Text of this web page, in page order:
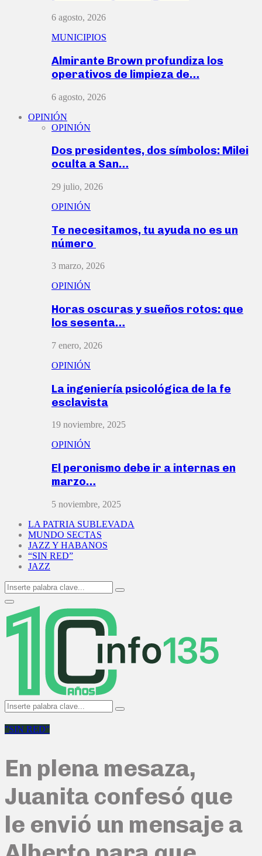
6 agosto, 2026
MUNICIPIOS
Almirante Brown profundiza los
operativos de limpieza de…
6 agosto, 2026
OPINIÓN
OPINIÓN
Dos presidentes, dos símbolos: Milei
oculta a San…
29 julio, 2026
OPINIÓN
Te necesitamos, tu ayuda no es un
número
3 marzo, 2026
OPINIÓN
Horas oscuras y sueños rotos: que
los sesenta…
7 enero, 2026
OPINIÓN
La ingeniería psicológica de la fe
esclavista
19 noviembre, 2025
OPINIÓN
El peronismo debe ir a internas en
marzo…
5 noviembre, 2025
LA PATRIA SUBLEVADA
MUNDO SECTAS
JAZZ Y HABANOS
“SIN RED”
JAZZ
Search
for:
Search
Primary
Menu
Search
for:
Search
"SIN RED"
En plena mesaza,
Juanita confesó que
le envió un mensaje a